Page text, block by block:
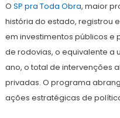
O SP pra Toda Obra, maior
história do estado, registrou
em investimentos públicos e
de rodovias, o equivalente a
ano, o total de intervenções
privadas. O programa
ações estratégicas de